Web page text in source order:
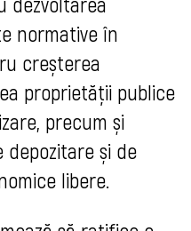
normative în
creșterea
proprietății publice
precum și
și de
libere.